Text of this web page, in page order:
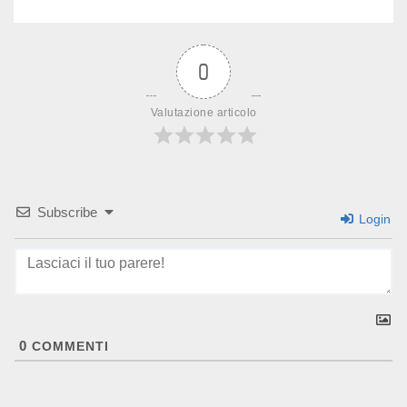
0
Valutazione articolo
Subscribe Login
0 COMMENTI